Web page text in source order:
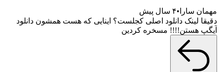
سارا ۴ سال پیش
لینک دانلود اصلی کجلست؟ اینایی که هست همشون دانلود
هستن!!!! مسخره کردین